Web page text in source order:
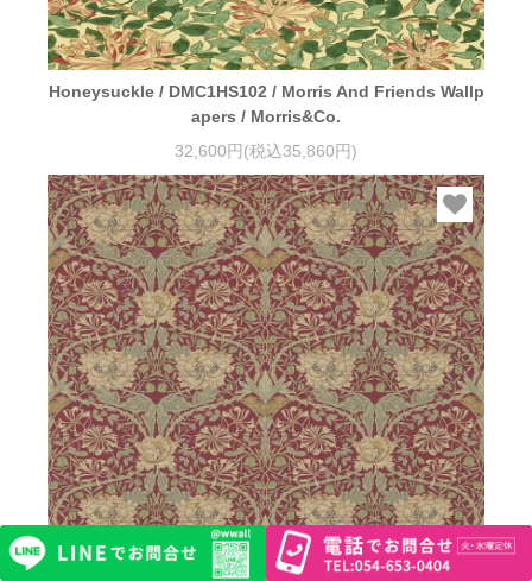
Honeysuckle / DMC1HS102 / Morris And Friends Wallp
apers / Morris&Co.
32,600円(税込35,860円)